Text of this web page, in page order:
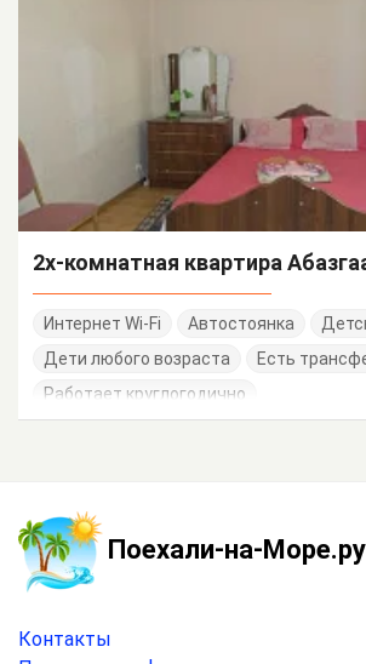
2х-комнатная квартира
Интернет Wi-Fi Автостоянка
Дети любого возраста
Есть
Работает круглогодично
Поехали-на-Море.ру
Контакты